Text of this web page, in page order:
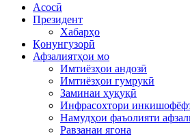
Асосӣ
Президент
Хабарҳо
Қонунгузорӣ
Афзалиятҳои мо
Имтиёзҳои андозӣ
Имтиёзҳои гумрукӣ
Заминаи ҳуқуқӣ
Инфрасохтори
Намудҳои фаъолияти
Равзанаи ягона